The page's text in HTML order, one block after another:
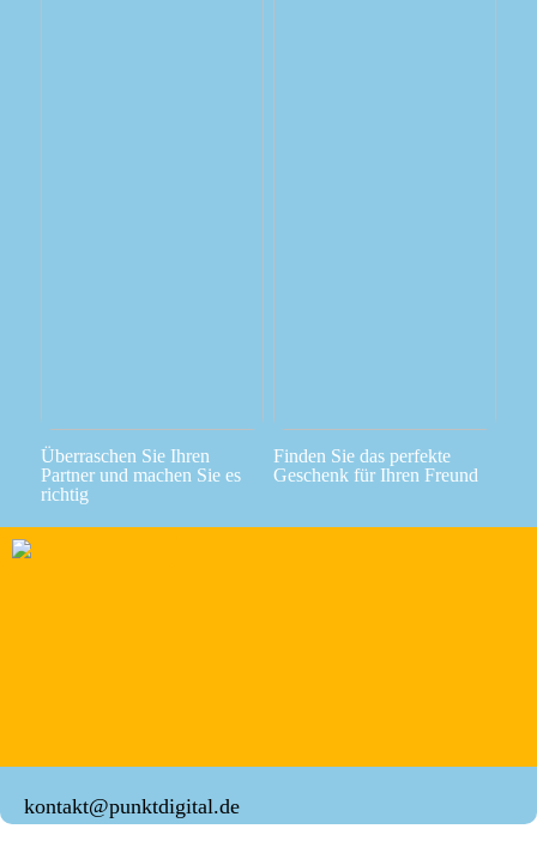
Überraschen Sie Ihren
Partner und machen Sie es
richtig
Finden Sie das perfekte
Geschenk für Ihren Freund
kontakt@punktdigital.de